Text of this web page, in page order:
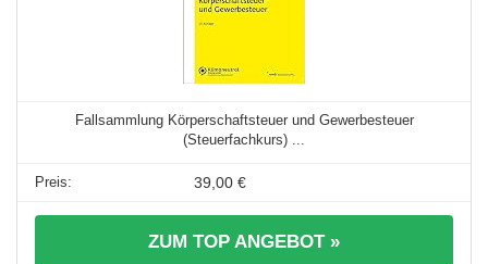
Fallsammlung Körperschaftsteuer und Gewerbesteuer
(Steuerfachkurs) ...
39,00 €
ZUM TOP ANGEBOT »